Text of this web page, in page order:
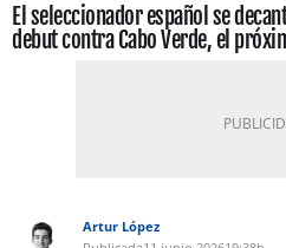
El seleccionador español se
debut contra Cabo Verde, el
Artur López